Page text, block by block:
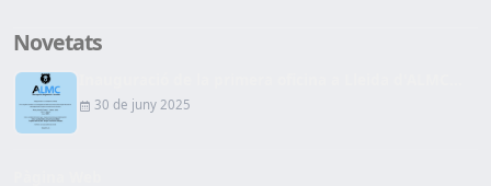
Novetats
30 de juny 2025